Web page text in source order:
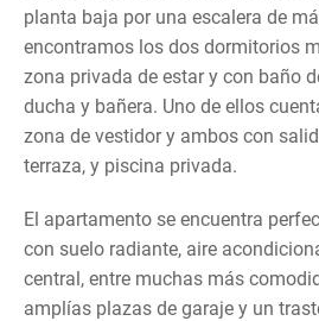
planta baja por una escalera de
encontramos los dos dormitorios
zona privada de estar y con baño
ducha y bañera. Uno de ellos
zona de vestidor y ambos con
terraza, y piscina privada.
El apartamento se encuentra
con suelo radiante, aire
central, entre muchas más
amplías plazas de garaje y un